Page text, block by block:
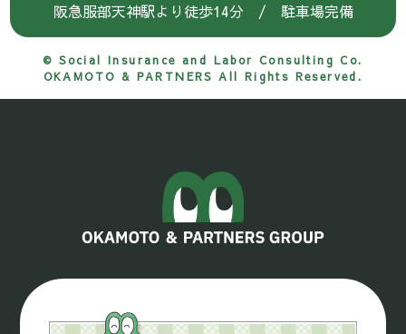
阪急服部天神駅より徒歩14分 / 駐車場完備
© Social Insurance and Labor Consulting Co.
OKAMOTO & PARTNERS All Rights Reserved.